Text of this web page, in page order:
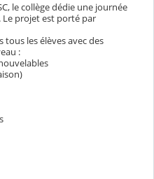
le collège dédie une journée
projet est porté par
tous les élèves avec des
: